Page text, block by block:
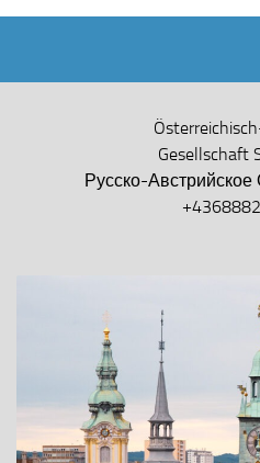
Gesellschaft
Русско-